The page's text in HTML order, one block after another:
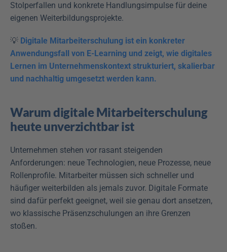
Stolperfallen und konkrete Handlungsimpulse für deine
eigenen Weiterbildungsprojekte.
💡 Digitale Mitarbeiterschulung ist ein konkreter
Anwendungsfall von E-Learning und zeigt, wie digitales
Lernen im Unternehmenskontext strukturiert, skalierbar
und nachhaltig umgesetzt werden kann.
Warum digitale Mitarbeiterschulung
heute unverzichtbar ist
Unternehmen stehen vor rasant steigenden
Anforderungen: neue Technologien, neue Prozesse, neue
Rollenprofile. Mitarbeiter müssen sich schneller und
häufiger weiterbilden als jemals zuvor. Digitale Formate
sind dafür perfekt geeignet, weil sie genau dort ansetzen,
wo klassische Präsenzschulungen an ihre Grenzen
stoßen.